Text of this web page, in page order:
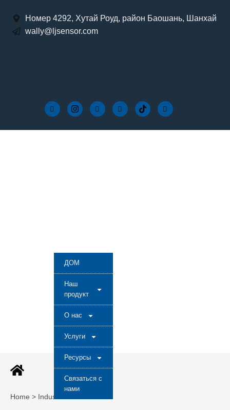
Номер 4292, Хутай Роуд, район Баошань, Шанхай
wally@ljsensor.com
ДОМ
Наш
продукт
О нас
Услуги
Ресурсы
Связаться с
нами
Home > Industries Post